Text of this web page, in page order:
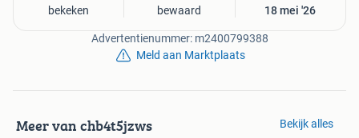
bekeken
bewaard
18 mei '26
Advertentienummer: m2400799388
Meld aan Marktplaats
Meer van chb4t5jzws Bekijk alles